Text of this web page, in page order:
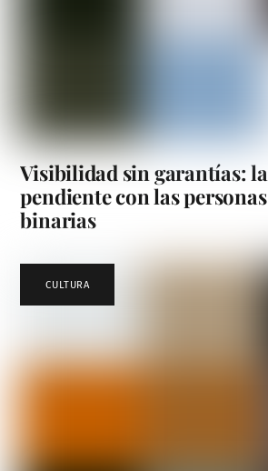
Visibilidad sin garantías:
pendiente con las
binarias
CULTURA